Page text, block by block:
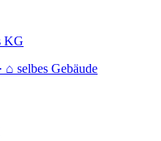
KG
selbes Gebäude